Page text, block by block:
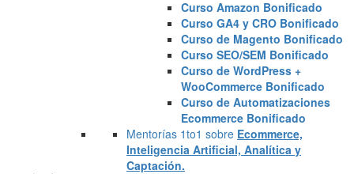
Curso Amazon Bonificado
Curso GA4 y CRO Bonificado
Curso de Magento Bonificado
Curso SEO/SEM Bonificado
Curso de WordPress +
WooCommerce Bonificado
Curso de Automatizaciones
Ecommerce Bonificado
Mentorías 1to1 sobre Ecommerce,
Inteligencia Artificial, Analítica y
Captación.